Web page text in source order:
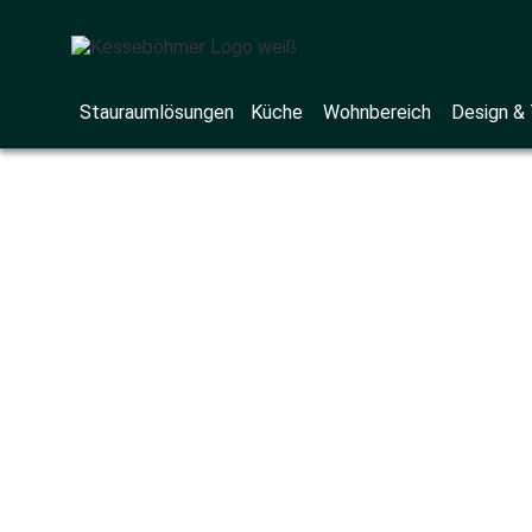
Stauraumlösungen Küche Wohnbereich Design &
Stauraumlösungen Küche Wohnbereich Design &